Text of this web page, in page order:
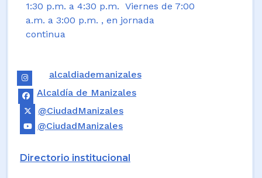
1:30 p.m. a 4:30 p.m. Viernes de 7:00
a.m. a 3:00 p.m. , en jornada
continua
alcaldiademanizales
Alcaldía de Manizales
@CiudadManizales
@CiudadManizales
Directorio institucional